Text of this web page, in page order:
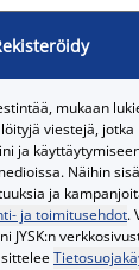
mukaan
viestejä,
ja
Näihin
ja
ja toimitusehdot.
JYSK:n